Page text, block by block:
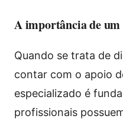
A importância de
Quando se trata de
contar com o apoio
especializado é
profissionais